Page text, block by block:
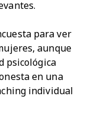
para ver
aunque
psicológica
en una
individual